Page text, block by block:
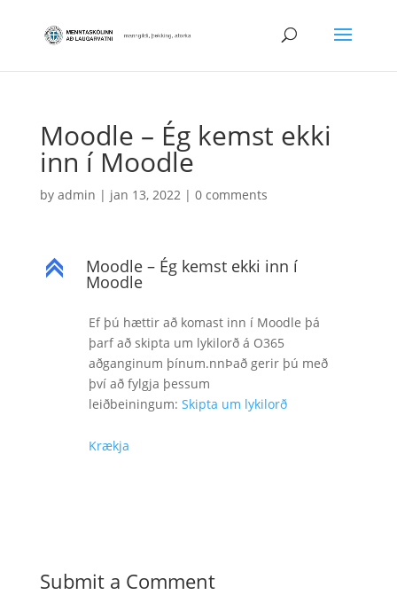
Moodle – Ég kemst ekki
inn í Moodle
by admin | jan 13, 2022| 0 comments
C Moodle – Ég kemst ekki inn í
Moodle
Ef þú hættir að komast inn í Moodle þá
þarf að skipta um lykilorð á O365
aðganginum þínum.nnÞað gerir þú með
því að fylgja þessum
leiðbeiningum: Skipta um lykilorð
Krækja
Submit a Comment